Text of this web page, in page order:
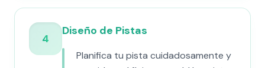
4
Diseño de Pistas
Planifica tu pista cuidadosamente y